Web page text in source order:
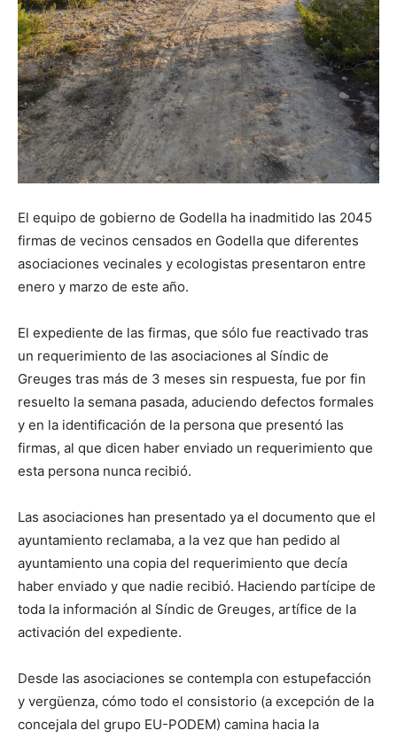
El equipo de gobierno de Godella ha inadmitido las 2045
firmas de vecinos censados en Godella que diferentes
asociaciones vecinales y ecologistas presentaron entre
enero y marzo de este año.
El expediente de las firmas, que sólo fue reactivado tras
un requerimiento de las asociaciones al Síndic de
Greuges tras más de 3 meses sin respuesta, fue por fin
resuelto la semana pasada, aduciendo defectos formales
y en la identificación de la persona que presentó las
firmas, al que dicen haber enviado un requerimiento que
esta persona nunca recibió.
Las asociaciones han presentado ya el documento que el
ayuntamiento reclamaba, a la vez que han pedido al
ayuntamiento una copia del requerimiento que decía
haber enviado y que nadie recibió. Haciendo partícipe de
toda la información al Síndic de Greuges, artífice de la
activación del expediente.
Desde las asociaciones se contempla con estupefacción
y vergüenza, cómo todo el consistorio (a excepción de la
concejala del grupo EU-PODEM) camina hacia la